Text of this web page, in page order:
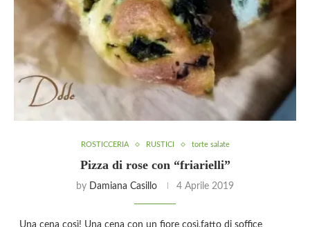
ROSTICCERIA RUSTICI torte salate
Pizza di rose con “friarielli”
by Damiana Casillo 4 Aprile 2019